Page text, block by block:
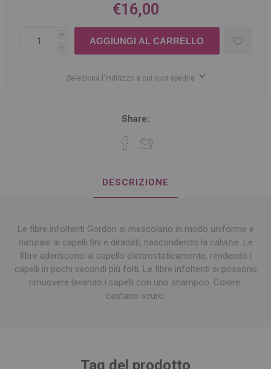
€16,00
i
h
Seleziona l'indirizzo a cui vuoi spedire
Share:
DESCRIZIONE
Le fibre infoltenti Gordon si mescolano in modo uniforme e
naturale ai capelli fini e diradati, nascondendo la calvizie. Le
fibre aderiscono al capello elettrostaticamente, rendendo i
capelli in pochi secondi più folti. Le fibre infoltenti si possono
rimuovere lavando i capelli con uno shampoo. Colore:
castano scuro.
Tag del prodotto